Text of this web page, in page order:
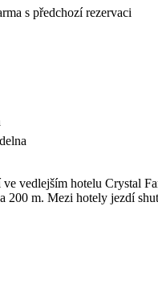
s předchozí rezervaci
ve vedlejším hotelu Crystal
200 m. Mezi hotely jezdí